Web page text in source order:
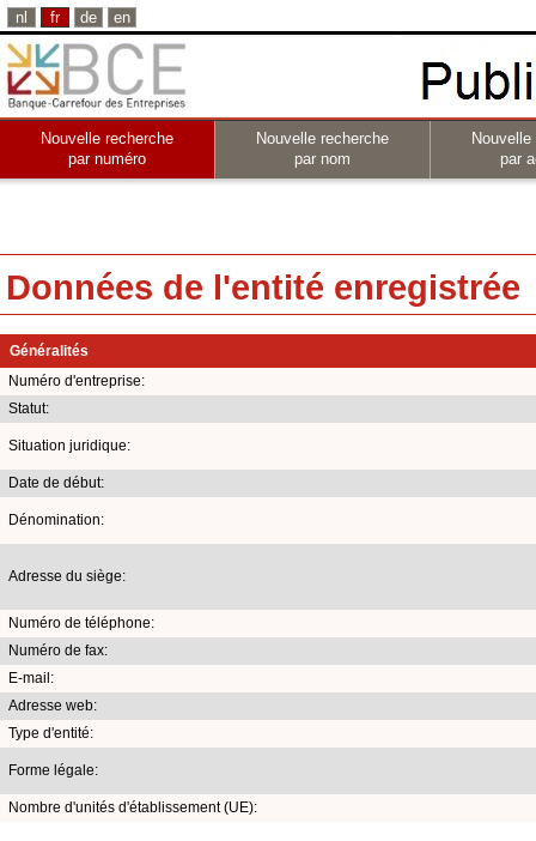
nl fr de en
Nouvelle recherche
par numéro
Nouvelle recherche
par nom
par
Données de l'entité enregistrée
Généralités
Numéro d'entreprise:
Statut:
Situation juridique:
Date de début:
Dénomination:
Adresse du siège:
Numéro de téléphone:
Numéro de fax:
E-mail:
Adresse web:
Type d'entité:
Forme légale:
Nombre d'unités d'établissement (UE):